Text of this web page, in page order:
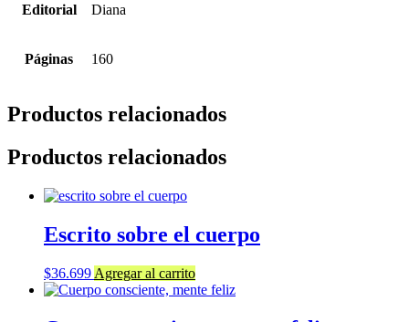
Editorial Diana
Páginas 160
Productos relacionados
Productos relacionados
Escrito sobre el cuerpo
$36.699 Agregar al carrito